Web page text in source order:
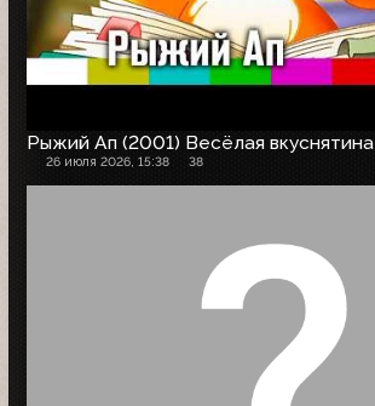
Рыжий Ап (2001) Весёлая вкуснятина
26 июля 2026, 15:38 38